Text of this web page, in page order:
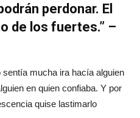
perdonar. El
de los fuertes.” –
mucha ira hacía alguien
en quien confiaba. Y por
quise lastimarlo